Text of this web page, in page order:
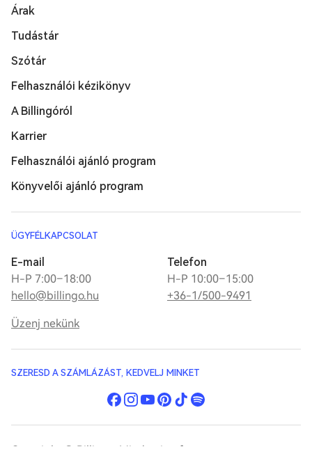
ÜGYFÉLKAPCSOLAT
E-mail
H-P 7:00–18:00
hello@billingo.hu
Telefon
H-P 10:00–15:00
+36-1/500-9491
Üzenj nekünk
Árak
Tudástár
Szótár
Felhasználói kézikönyv
A Billingóról
Karrier
Felhasználói ajánló program
Könyvelői ajánló program
SZERESD A SZÁMLÁZÁST, KEDVELJ MINKET
Copyright © Billingo. Minden jog fenntartva.